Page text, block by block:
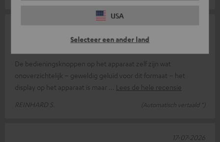
USA
Selecteer een ander land
Waar licht is, is ook schaduw
De bedieningsknoppen op het apparaat zelf zijn wat
onoverzichtelijk – geweldig geluid voor dit formaat – het
display op het apparaat is maar
Lees de hele recensie
REINHARD S.
(Automatisch vertaald *)
17-07-2026